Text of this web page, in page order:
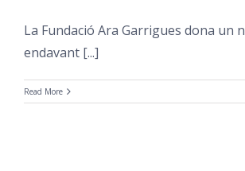
La Fundació Ara Garrigues dona un
endavant [...]
Read More